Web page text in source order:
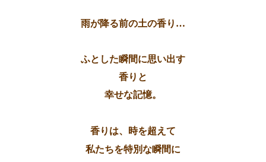
雨が降る前の土の香り…
ふとした瞬間に思い出す
香りと
幸せな記憶。
香りは、
時を超えて
私たちを特別な瞬間に